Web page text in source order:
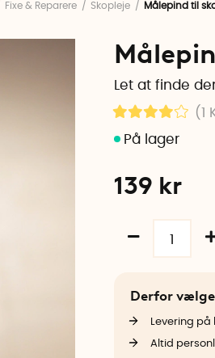
Fixe & Reparere Skopleje Målepind til
Let at finde
(1
139 kr
Derfor
Levering
Altid